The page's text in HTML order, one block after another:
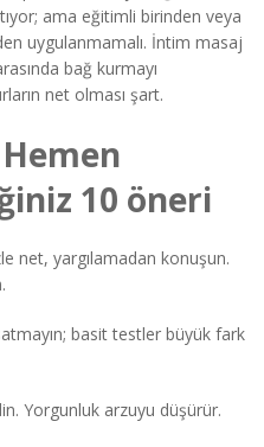
ama eğitimli birinden veya
uygulanmamalı. İntim masaj
bağ kurmayı
net olması şart.
10 öneri
net, yargılamadan konuşun.
basit testler büyük fark
Yorgunluk arzuyu düşürür.